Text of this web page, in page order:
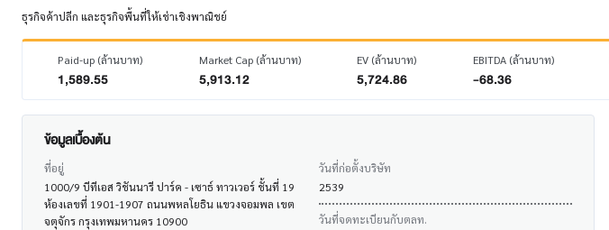
ธุรกิจค้าปลีก และธุรกิจพื้นที่ให้เช่าเชิงพาณิชย์
Paid-up (ล้านบาท)
1,589.55
Market Cap (ล้านบาท)
5,913.12
EV (ล้านบาท)
5,724.86
EBITDA (ล้านบาท)
-68.36
ข้อมูลเบื้องต้น
ที่อยู่
1000/9 บีทีเอส วิชันนารี ปาร์ค - เซาธ์ ทาวเวอร์ ชั้นที่ 19
ห้องเลขที่ 1901-1907 ถนนพหลโยธิน แขวงจอมพล เขต
จตุจักร กรุงเทพมหานคร 10900
วันที่ก่อตั้งบริษัท
2539
วันที่จดทะเบียนกับตลท.